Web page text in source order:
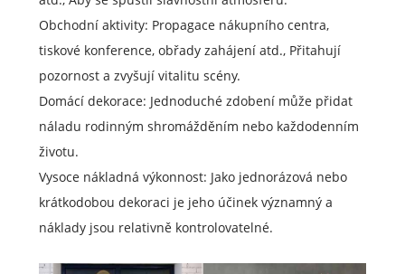
Obchodní aktivity: Propagace nákupního centra,
tiskové konference, obřady zahájení atd., Přitahují
pozornost a zvyšují vitalitu scény.
Domácí dekorace: Jednoduché zdobení může přidat
náladu rodinným shromážděním nebo každodenním
životu.
Vysoce nákladná výkonnost: Jako jednorázová nebo
krátkodobou dekoraci je jeho účinek významný a
náklady jsou relativně kontrolovatelné.